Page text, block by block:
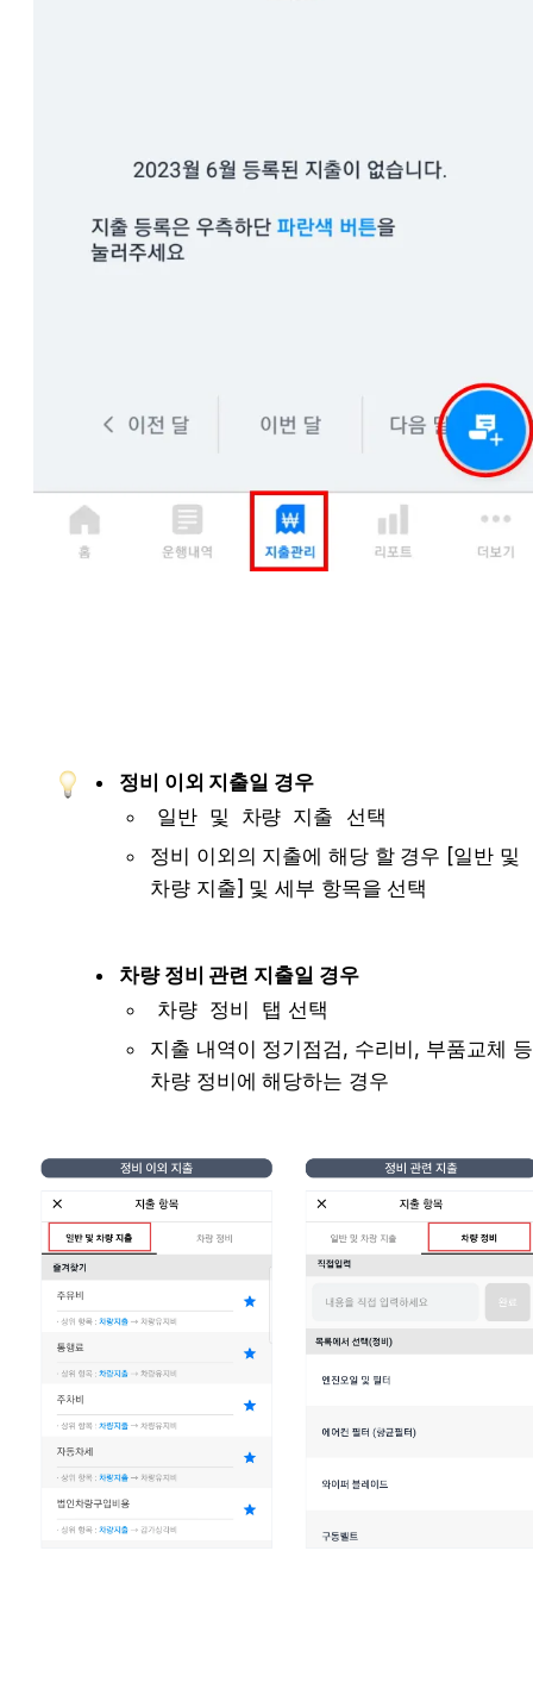
정비 이외 지출일 경우
일반 및 차량 지출
선택
정비 이외의 지출에 해당 할 경우 [일반 및
차량 지출] 및 세부 항목을 선택
차량 정비 관련 지출일 경우
차량 정비
탭 선택
지출 내역이 정기점검, 수리비, 부품교체 등
차량 정비에 해당하는 경우